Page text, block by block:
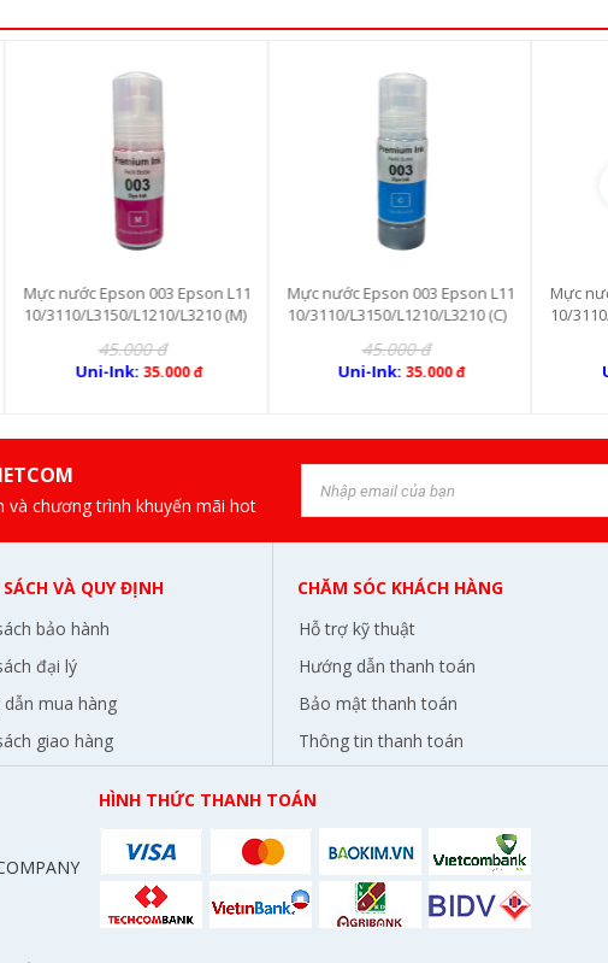
L11
L3210 (M)
Mực nước Epson 003 Epson L11
10/3110/L3150/L1210/L3210 (C)
Uni-Ink:
Mực nước Epson 003 Epson L11
10/3110/L3150/L1210/L3210 (BK)
Uni-Ink:
và chương trình khuyến mãi hot
SÁCH VÀ QUY ĐỊNH
bảo hành
đại lý
mua hàng
giao hàng
CHĂM SÓC KHÁCH HÀNG
Hỗ trợ kỹ thuật
Hướng dẫn thanh toán
Bảo mật thanh toán
Thông tin thanh toán
HÌNH THỨC THANH TOÁN